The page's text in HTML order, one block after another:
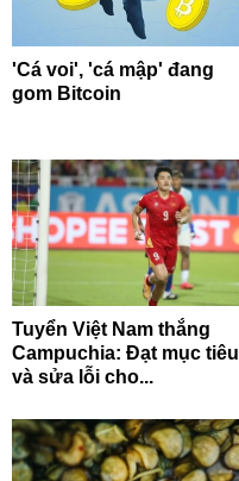
'Cá voi', 'cá mập' đang
gom Bitcoin
Tuyển Việt Nam thắng
Campuchia: Đạt mục tiêu
và sửa lỗi cho...